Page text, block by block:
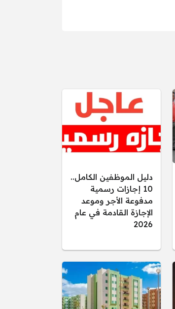
دليل الموظفين الكامل..
10 إجازات رسمية
مدفوعة الأجر وموعد
الإجازة القادمة في عام
2026